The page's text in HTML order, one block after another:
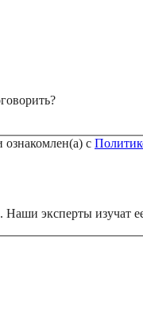
ознакомлен(а) с
эксперты изучат